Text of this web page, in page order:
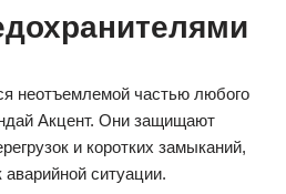
неотъемлемой частью любого
Акцент. Они защищают
и коротких замыканий,
аварийной ситуации.